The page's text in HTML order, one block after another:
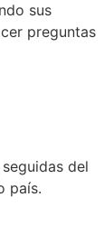
sus
preguntas
del
país.